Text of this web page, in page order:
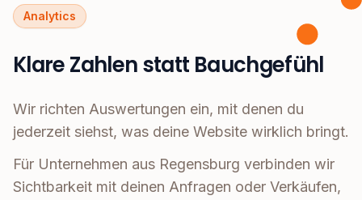
Analytics
Klare Zahlen statt Bauchgefühl
Wir richten Auswertungen ein, mit denen du
jederzeit siehst, was deine Website wirklich bringt.
Für Unternehmen aus Regensburg verbinden wir
Sichtbarkeit mit deinen Anfragen oder Verkäufen,